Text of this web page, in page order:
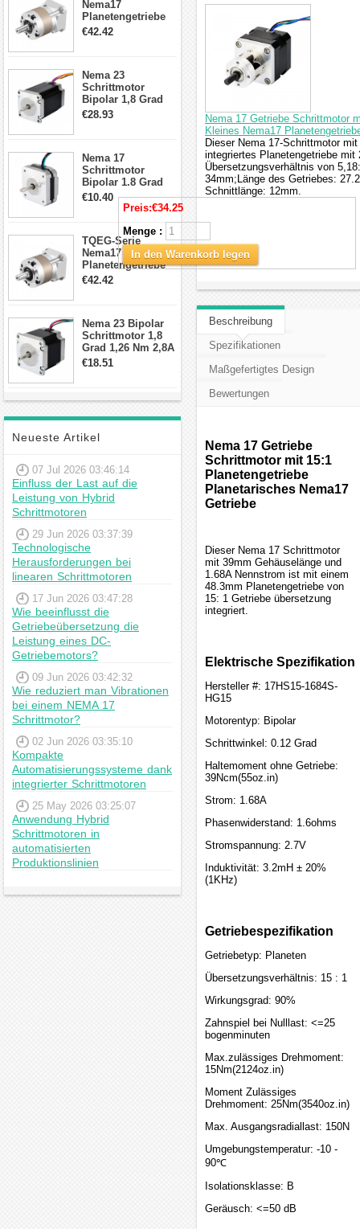
Nema17
Planetengetriebe
5:1 Spiel 15Arc-
€42.42
Nema 23
Schrittmotor
Bipolar 1,8 Grad
2,83Nm 4 A 2,26V
€28.93
Nema 17
Schrittmotor
Bipolar 1.8 Grad
8.7Ncm 1A 3.5V 4
Draden Hybrid-
€10.40
TQEG-Serie
Nema17
Planetengetriebe
10:1 Spiel 15Arc-
€42.42
Nema 23 Bipolar
Schrittmotor 1,8
Grad 1,26 Nm 2,8A
2,5V 4 Drähte
€18.51
Neueste Artikel
07 Jul 2026 03:46:14
Einfluss der Last auf die
Leistung von Hybrid
Schrittmotoren
29 Jun 2026 03:37:39
Technologische
Herausforderungen bei
linearen Schrittmotoren
17 Jun 2026 03:47:28
Wie beeinflusst die
Getriebeübersetzung die
Leistung eines DC-
Getriebemotors?
09 Jun 2026 03:42:32
Wie reduziert man Vibrationen
bei einem NEMA 17
Schrittmotor?
02 Jun 2026 03:35:10
Kompakte
Automatisierungssysteme dank
integrierter Schrittmotoren
25 May 2026 03:25:07
Anwendung Hybrid
Schrittmotoren in
automatisierten
Produktionslinien
Nema 17 Getriebe Schrittmotor
Kleines Nema17
Dieser Nema 17-Schrittmotor
integriertes Planetengetriebe
Übersetzungsverhältnis von
34mm;Länge des Getriebes:
Schnittlänge: 12mm.
Preis:€34.25
Menge :
In den Warenkorb legen
Beschreibung
Spezifikationen
Maßgefertigtes Design
Bewertungen
Nema 17 Getriebe
Schrittmotor mit 15:1
Planetengetriebe
Planetarisches Nema17
Getriebe
Dieser Nema 17 Schrittmotor
mit 39mm Gehäuselänge und
1.68A Nennstrom ist mit einem
48.3mm Planetengetriebe von
15: 1 Getriebe übersetzung
integriert.
Elektrische Spezifikation
Hersteller #: 17HS15-1684S-
HG15
Motorentyp: Bipolar
Schrittwinkel: 0.12 Grad
Haltemoment ohne Getriebe:
39Ncm(55oz.in)
Strom: 1.68A
Phasenwiderstand: 1.6ohms
Stromspannung: 2.7V
Induktivität: 3.2mH ± 20%
(1KHz)
Getriebespezifikation
Getriebetyp: Planeten
Übersetzungsverhältnis: 15 : 1
Wirkungsgrad: 90%
Zahnspiel bei Nulllast: <=25
bogenminuten
Max.zulässiges Drehmoment:
15Nm(2124oz.in)
Moment Zulässiges
Drehmoment: 25Nm(3540oz.in)
Max. Ausgangsradiallast: 150N
Umgebungstemperatur: -10 -
90℃
Isolationsklasse: B
Geräusch: <=50 dB